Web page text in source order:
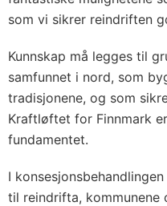
som vi sikrer reindriften
Kunnskap må legges til
samfunnet i nord, som
tradisjonene, og som
Kraftløftet for Finnmark
fundamentet.
I
til reindrifta, kommunene